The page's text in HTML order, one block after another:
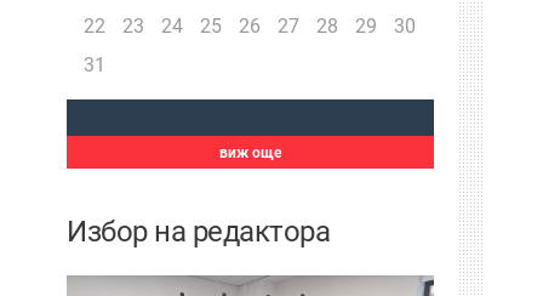
22
23 24 25 26 27 28 29
30
31
виж още
Избор на редактора